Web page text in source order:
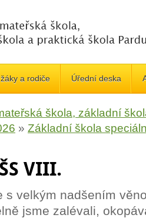
a rodiče Úřední deska
škola, základní
» Základní škola
VIII.
s velkým nadšením
jsme zalévali,